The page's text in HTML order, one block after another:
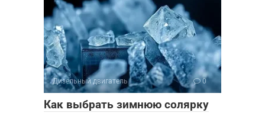
Дизельный двигатель 0
Как выбрать зимнюю солярку